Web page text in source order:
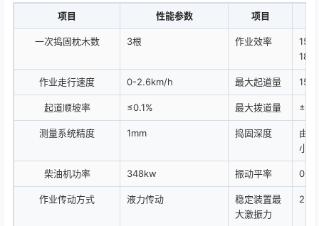
项目 性能参数 项目
一次捣固枕木数 3根 作业效率
作业走行速度 0-2.6km/h 最大起道量
起道顺坡率 ≤0.1% 最大拨道量
测量系统精度 1mm 捣固深度
由
小
柴油机功率 348kw 振动平率 0-
作业传动方式 液力传动
稳定装置最
大激振力